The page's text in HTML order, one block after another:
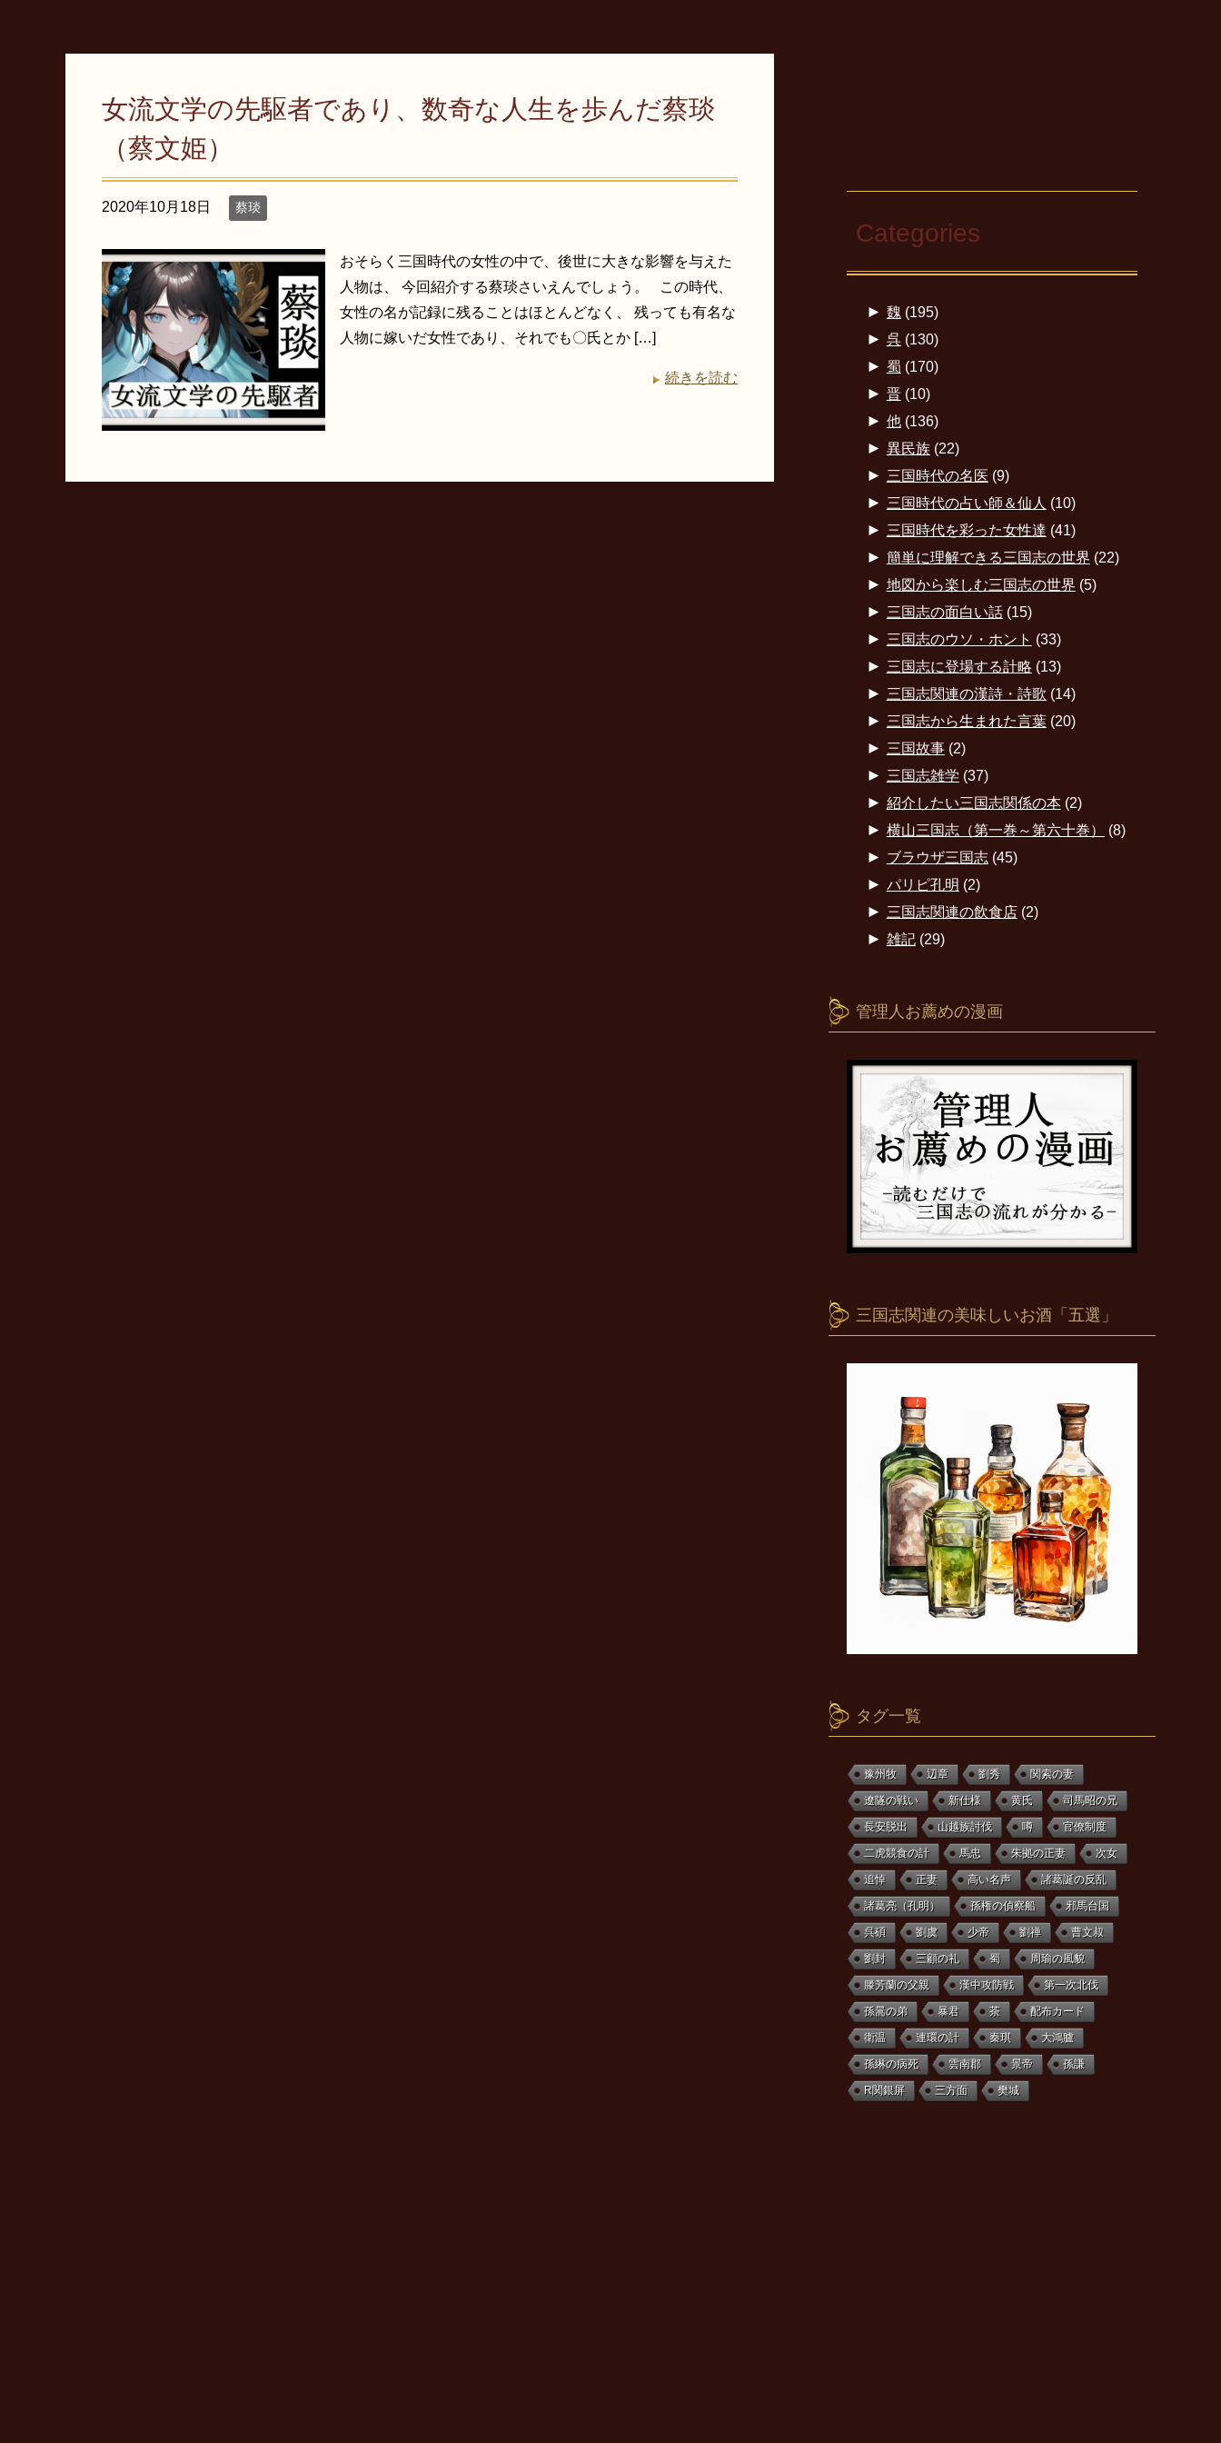
女流文学の先駆者であり、数奇な人生を歩んだ蔡琰
（蔡文姫）
2020年10月18日 蔡琰
おそらく三国時代の女性の中で、後世に大きな影響を与えた
人物は、 今回紹介する蔡琰さいえんでしょう。 この時代、
女性の名が記録に残ることはほとんどなく、 残っても有名な
人物に嫁いだ女性であり、それでも〇氏とか […]
続きを読む
Categories
► 魏 (195)
► 呉(130)
► 蜀 (170)
► 晋(10)
► 他(136)
► 異民族(22)
► 三国時代の名医 (9)
► 三国時代の占い師＆仙人 (10)
► 三国時代を彩った女性達 (41)
► 簡単に理解できる三国志の世界 (22)
► 地図から楽しむ三国志の世界 (5)
► 三国志の面白い話(15)
► 三国志のウソ・ホント (33)
► 三国志に登場する計略 (13)
► 三国志関連の漢詩・詩歌 (14)
► 三国志から生まれた言葉(20)
► 三国故事(2)
► 三国志雑学 (37)
► 紹介したい三国志関係の本(2)
► 横山三国志（第一巻～第六十巻） (8)
► ブラウザ三国志(45)
► パリピ孔明 (2)
► 三国志関連の飲食店(2)
► 雑記(29)
管理人お薦めの漫画
三国志関連の美味しいお酒「五選」
タグ一覧
豫州牧 辺章 劉秀 関索の妻
遼隧の戦い 新仕様 黄氏 司馬昭の兄
長安脱出 山越族討伐 噂 官僚制度
二虎競食の計 馬忠 朱拠の正妻 次女
追悼 正妻 高い名声 諸葛誕の反乱
諸葛亮（孔明） 孫権の偵察船 邪馬台国
呉碩 劉虞 少帝 劉禅 曹文叔
劉封 三顧の礼 蜀 周瑜の風貌
滕芳蘭の父親 漢中攻防戦 第一次北伐
孫暠の弟 暴君 茶 配布カード
衛温 連環の計 秦琪 大鴻臚
孫綝の病死 雲南郡 景帝 孫謙
R関銀屏 三方面 樊城